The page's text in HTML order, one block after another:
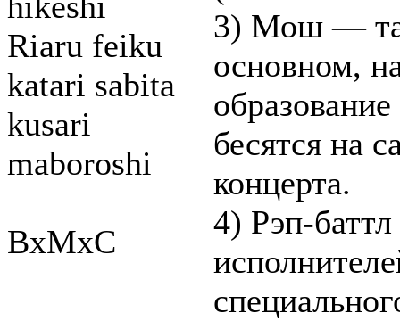
Riaru feiku
katari sabita
kusari
maboroshi
BxMxC
3) Мош —
основном,
бесятся на
концерта.
4) Рэп-